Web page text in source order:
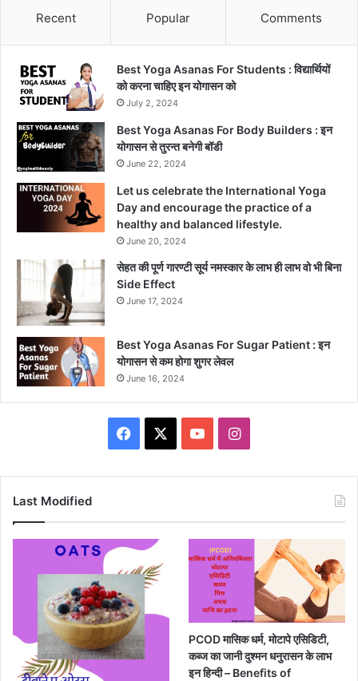
Recent Popular Comments
Best Yoga Asanas For Students : विद्यार्थियों
को करना चाहिए इन योगासन को
July 2, 2024
Best Yoga Asanas For Body Builders : इन
योगासन से तुरन्त बनेगी बॉडी
June 22, 2024
Let us celebrate the International Yoga
Day and encourage the practice of a
healthy and balanced lifestyle.
June 20, 2024
सेहत की पूर्ण गारण्टी सूर्य नमस्कार के लाभ ही लाभ वो भी बिना
Side Effect
June 17, 2024
Best Yoga Asanas For Sugar Patient : इन
योगासन से कम होगा शुगर लेवल
June 16, 2024
Facebook YouTubeInstagram
Last Modified
PCOD मासिक धर्म, मोटापे एसिडिटी,
कब्ज का जानी दुश्मन धनुरासन के लाभ
इन हिन्दी – Benefits of